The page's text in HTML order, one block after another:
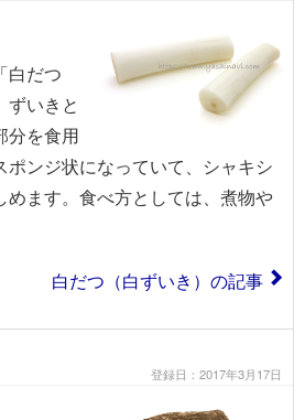
白だつ
ずいきと
分を食用
ポンジ状になっていて、シャキシ
めます。食べ方としては、煮物や
白だつ（白ずいき）の記事
登録日：2017年3月17日